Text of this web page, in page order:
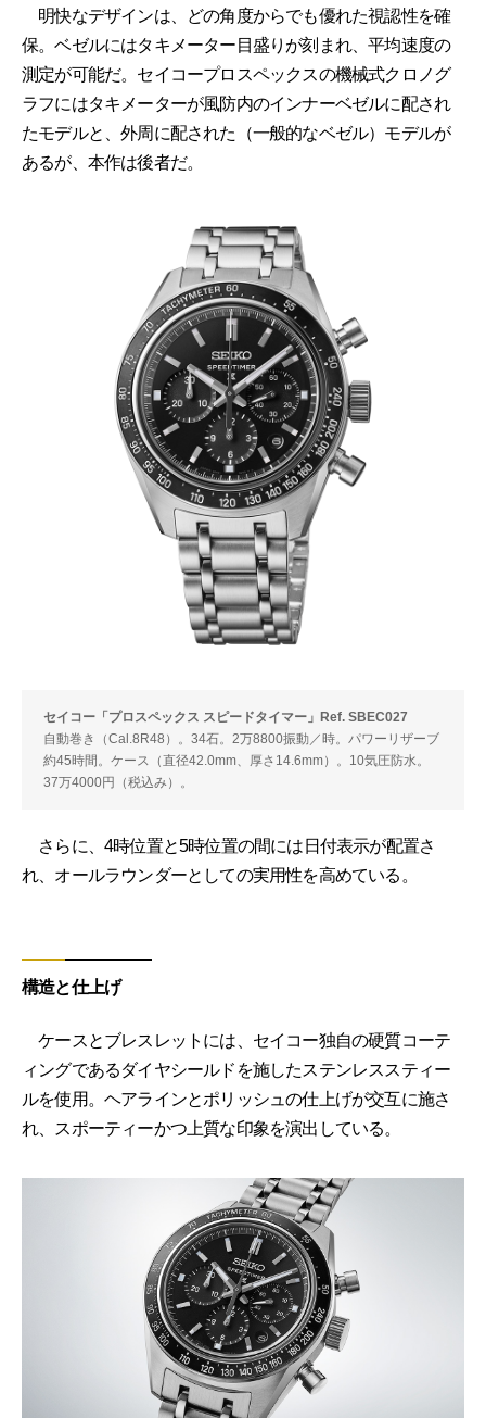
明快なデザインは、どの角度からでも優れた視認性を確
保。ベゼルにはタキメーター目盛りが刻まれ、平均速度の
測定が可能だ。セイコープロスペックスの機械式クロノグ
ラフにはタキメーターが風防内のインナーベゼルに配され
たモデルと、外周に配された（一般的なベゼル）モデルが
あるが、本作は後者だ。
セイコー「プロスペックス スピードタイマー」Ref. SBEC027
自動巻き（Cal.8R48）。34石。2万8800振動／時。パワーリザーブ
約45時間。ケース（直径42.0mm、厚さ14.6mm）。10気圧防水。
37万4000円（税込み）。
さらに、4時位置と5時位置の間には日付表示が配置さ
れ、オールラウンダーとしての実用性を高めている。
構造と仕上げ
ケースとブレスレットには、セイコー独自の硬質コーテ
ィングであるダイヤシールドを施したステンレススティー
ルを使用。ヘアラインとポリッシュの仕上げが交互に施さ
れ、スポーティーかつ上質な印象を演出している。